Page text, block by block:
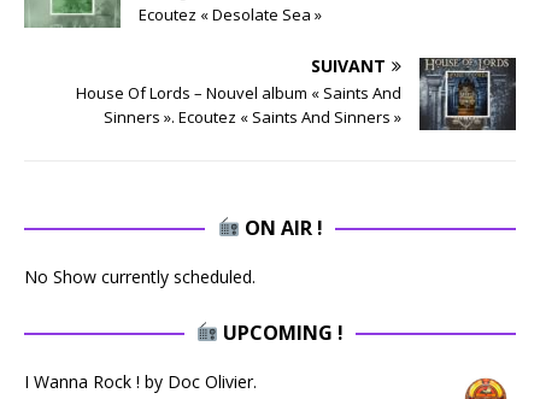
Ecoutez « Desolate Sea »
SUIVANT
House Of Lords – Nouvel album « Saints And
Sinners ». Ecoutez « Saints And Sinners »
ON AIR !
No Show currently scheduled.
UPCOMING !
I Wanna Rock ! by Doc Olivier.